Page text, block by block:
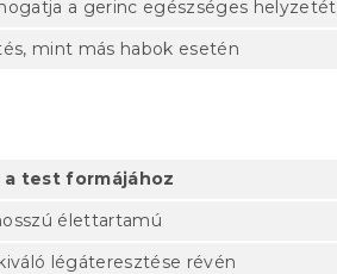
a gerinc egészséges helyzetét
mint más habok esetén
a test formájához
élettartamú
légáteresztése révén